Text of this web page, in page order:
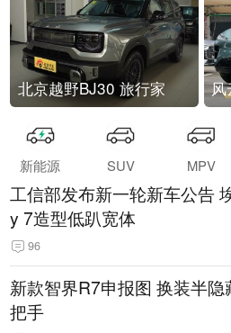
北京越野BJ30 旅行家
新能源 SUV MPV
工信部发布新一轮新车公告
y 7造型低趴宽体
96
新款智界R7申报图 换装半隐
把手